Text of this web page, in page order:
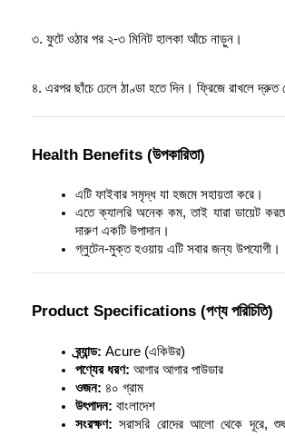
৩. ফুটে ওঠার পর ২-৩ মিনিট হালকা আঁচে নাড়ুন।
৪. এরপর ছাঁচে ঢেলে ঠাণ্ডা হতে দিন। ফ্রিজে রাখলে দ্রুত
Health Benefits (উপকারিতা)
এটি ফাইবার সমৃদ্ধ যা হজমে সহায়তা করে।
এতে ক্যালরি অনেক কম, তাই যারা ডায়েট
দারুণ একটি উপাদান।
গ্লুটেন-মুক্ত হওয়ায় এটি সবার জন্য উপযোগী।
Product Specifications (পণ্য পরিচিতি)
ব্র্যান্ড: Acure (একিউর)
পণ্যের ধরণ: আগার আগার পাউডার
ওজন: ৪০ গ্রাম
উৎপাদন: বাংলাদেশ
সংরক্ষণ: সরাসরি রোদের আলো থেকে দূরে,